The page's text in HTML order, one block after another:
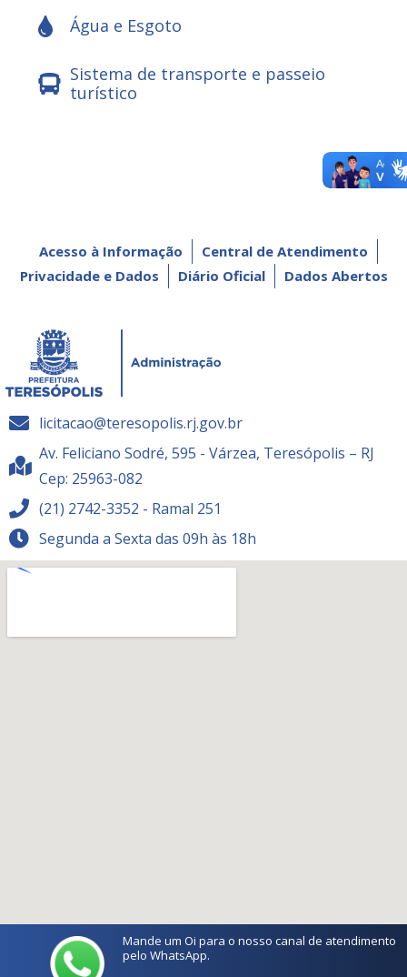
Água e Esgoto
Sistema de transporte e passeio
turístico
Acesso à Informação
Central de Atendimento
Privacidade e Dados
Diário Oficial Dados Abertos
licitacao@teresopolis.rj.gov.br
Av. Feliciano Sodré, 595 - Várzea, Teresópolis – RJ
Cep: 25963-082
(21) 2742-3352 - Ramal 251
Segunda a Sexta das 09h às 18h
Mande um Oi para o nosso canal de atendimento
pelo WhatsApp.